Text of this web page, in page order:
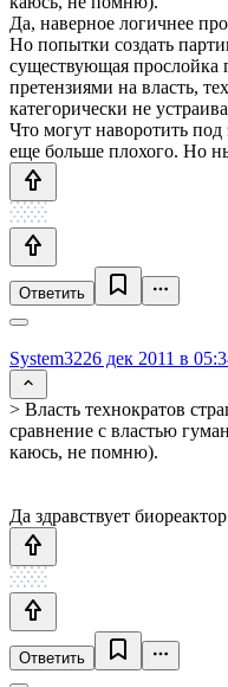
Да, наверное логичнее
Но попытки создать
существующая прослойка
претензиями на власть,
категорически не
Что могут наворотить
еще больше плохого. Но
Ответить
System3226 дек 2011 в
> Власть технократов
сравнение с властью
каюсь, не помню).
Да здравствует
Ответить